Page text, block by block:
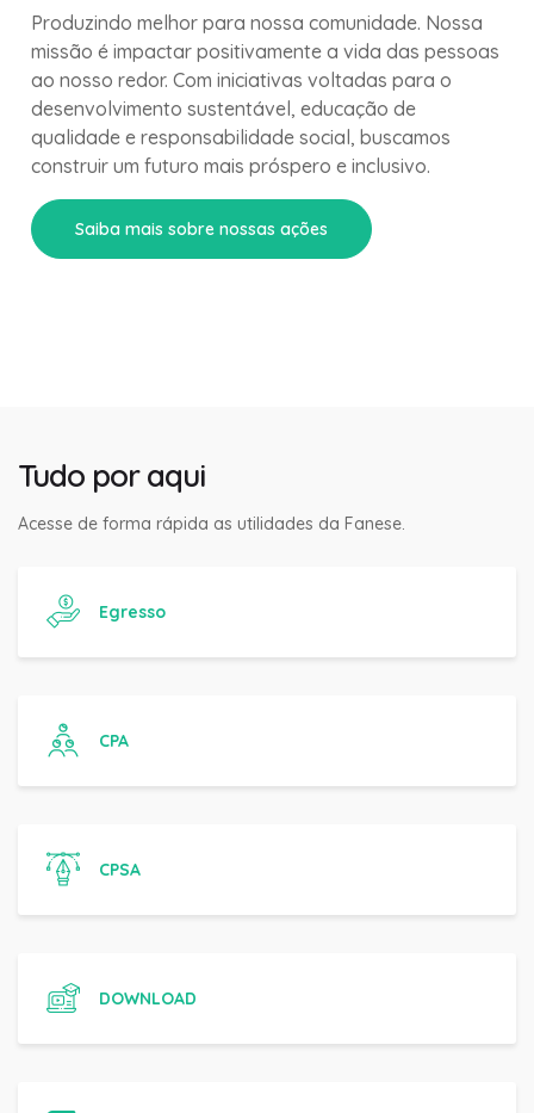
Produzindo melhor para nossa comunidade. Nossa
missão é impactar positivamente a vida das pessoas
ao nosso redor. Com iniciativas voltadas para o
desenvolvimento sustentável, educação de
qualidade e responsabilidade social, buscamos
construir um futuro mais próspero e inclusivo.
Saiba mais sobre nossas ações
Tudo por aqui
Acesse de forma rápida as utilidades da Fanese.
Egresso
CPA
CPSA
DOWNLOAD